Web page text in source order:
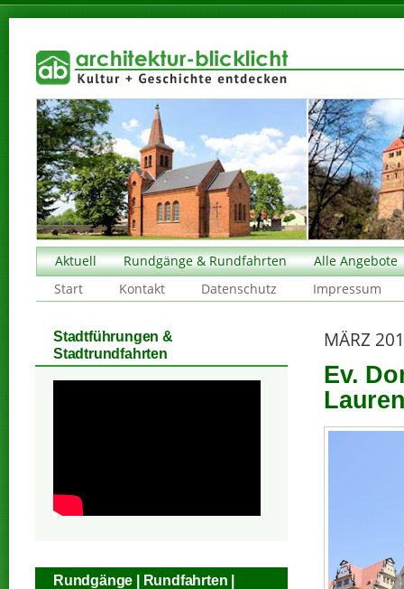
Aktuell Rundgänge & Rundfahrten
Alle Angebote
Start
Kontakt Datenschutz Impressum
MÄRZ
Ev.
Stadtführungen &
Stadtrundfahrten
Rundgänge | Rundfahrten |